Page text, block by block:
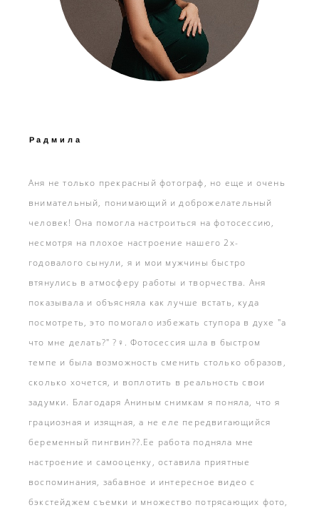
Радмила
Аня не только прекрасный фотограф, но еще и очень
внимательный, понимающий и доброжелательный
человек! Она помогла настроиться на фотосессию,
несмотря на плохое настроение нашего 2х-
годовалого сынули, я и мои мужчины быстро
втянулись в атмосферу работы и творчества. Аня
показывала и объясняла как лучше встать, куда
посмотреть, это помогало избежать ступора в духе "а
что мне делать?" ?‍♀️. Фотосессия шла в быстром
темпе и была возможность сменить столько образов,
сколько хочется, и воплотить в реальность свои
задумки. Благодаря Аниным снимкам я поняла, что я
грациозная и изящная, а не еле передвигающийся
беременный пингвин??.Ее работа подняла мне
настроение и самооценку, оставила приятные
воспоминания, забавное и интересное видео с
бэкстейджем съемки и множество потрясающих фото,